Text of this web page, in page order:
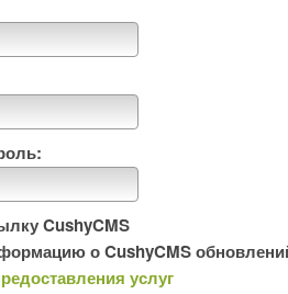
CushyCMS
о CushyCMS
услуг